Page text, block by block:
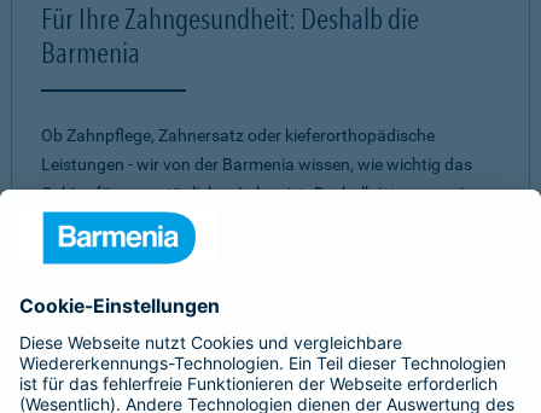
Für Ihre Zahngesundheit: Deshalb die
Barmenia
Ob Zahnpflege, Zahnersatz oder kieferorthopädische
Leistungen - wir von der Barmenia wissen, wie wichtig das
Gebiss für unser tägliches Leben ist. Deshalb ist es uns ein
Anliegen, Ihnen einumfassendes und individuelles
Vorsorge-Paketzu bieten. Mit einer unserer
hohen Eigenanteils Abstriche bei zahnärztlichen
Behandlungen machen. Dabei ist es uns wichtig, für jeden
einen passenden Schutz zu finden. Daher können Sie aus
verschiedenen Tarifendie beste Zahnversicherung